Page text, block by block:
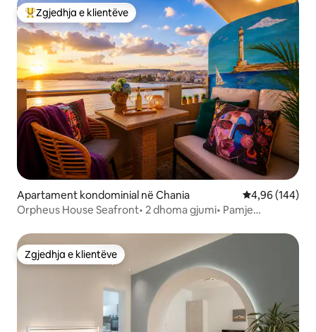
Më të mirat e zgjedhjeve të klientëve
Zgjedhja e klientëve
Apartament kondominial në Chania Vlerësimi
4,96 (144)
Orpheus House Seafront• 2 dhoma gjumi• Pamje
Zgjedhja e klientëve
Zgjedhja e klientëve